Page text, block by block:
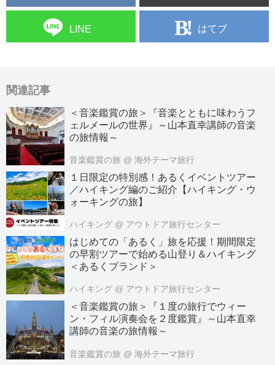
LINE はてブ
関連記事
＜音楽鑑賞の旅＞『音楽とともに味わうフ
ェルメールの世界』～山本直幸講師の音楽
の旅情報～
音楽鑑賞の旅 @ 海外テーマ旅行
１日限定の特別感！あるくイベントツアー
／ハイキング編のご紹介【ハイキング・ウ
ォーキングの旅】
ハイキング @ アウトドア旅行センター
はじめての「あるく」旅を応援！期間限定
の早割ツアーで始める山登り＆ハイキング
＜あるくブランド＞
ハイキング @ アウトドア旅行センター
＜音楽鑑賞の旅＞『１度の旅行でウィー
ン・フィル演奏会を２度鑑賞』～山本直幸
講師の音楽の旅情報～
音楽鑑賞の旅 @ 海外テーマ旅行